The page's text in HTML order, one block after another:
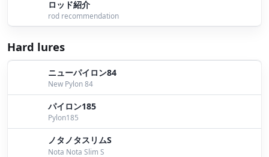
新しい相棒！？by Mori
ラオラ？ライズバッカーR？
ラオラとライズバッカーも♪
プラへby Iwata
戻って来ました！
ソルトでもHU！by Yokoyama
ロッド紹介
rod recommendation
Hard lures
ニューパイロン84
New Pylon 84
パイロン185
Pylon185
ノタノタスリムS
Nota Nota Slim S